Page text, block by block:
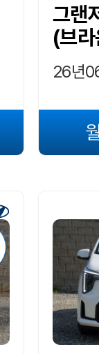
그랜
(브
26년